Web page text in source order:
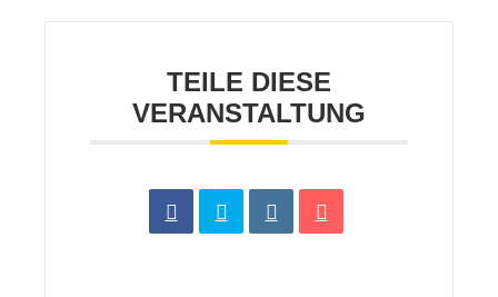
TEILE DIESE
VERANSTALTUNG